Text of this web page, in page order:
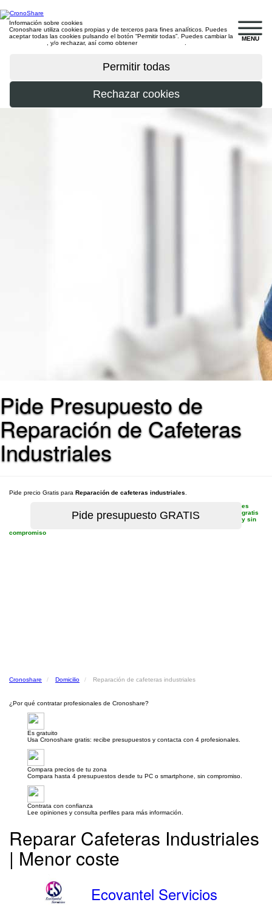
MENU
Información sobre cookies
Cronoshare utiliza cookies propias y de terceros para fines analíticos. Puedes
aceptar todas las cookies pulsando el botón “Permitir todas”. Puedes cambiar la
, y/o rechazar, así como obtener
Pide Presupuesto de
Reparación de Cafeteras
Industriales
Pide precio Gratis para Reparación de cafeteras industriales
es
gratis
y sin
compromiso
Cronoshare Domicilio Reparación de cafeteras industriales
¿Por qué contratar profesionales de Cronoshare?
Es gratuito
Usa Cronoshare gratis: recibe presupuestos y contacta con 4 profesionales.
Compara precios de tu zona
Compara hasta 4 presupuestos desde tu PC o smartphone, sin compromiso.
Contrata con confianza
Lee opiniones y consulta perfiles para más información.
Reparar Cafeteras Industriales
| Menor coste
Ecovantel Servicios